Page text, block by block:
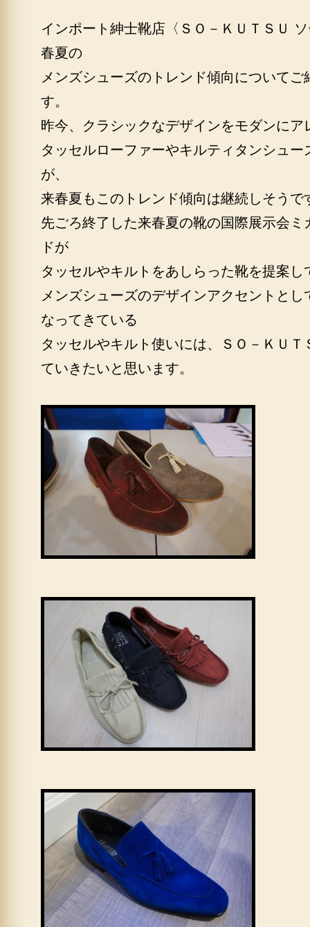
インポート紳士靴店〈ＳＯ－ＫＵＴＳＵ
春夏の
メンズシューズのトレンド傾向について
す。
昨今、クラシックなデザインをモダンにア
タッセルローファーやキルティタンシュ
が、
来春夏もこのトレンド傾向は継続しそうで
先ごろ終了した来春夏の靴の国際展示会
ドが
タッセルやキルトをあしらった靴を提案し
メンズシューズのデザインアクセントと
なってきている
タッセルやキルト使いには、ＳＯ－ＫＵ
ていきたいと思います。